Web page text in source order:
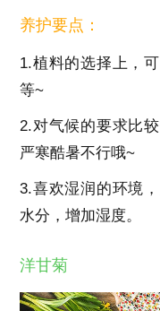
养护要点：
1.植料的选择上，
等~
2.对气候的要求比
严寒酷暑不行哦~
3.喜欢湿润的环境
水分，增加湿度。
洋甘菊